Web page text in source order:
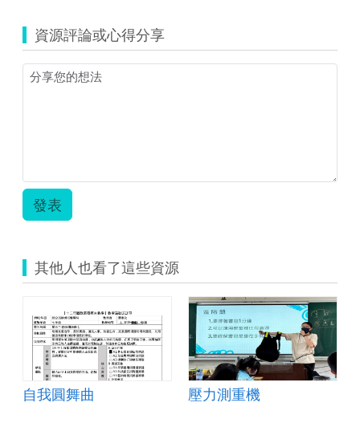
動
＿
資源評論或心得分享
發表
其他人也看了這些資源
自我圓舞曲 壓力測重機